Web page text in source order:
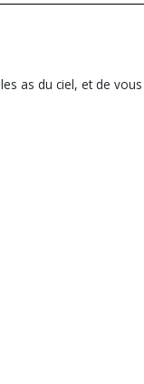
as du ciel, et de